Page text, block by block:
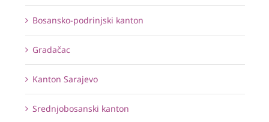
Bosansko-podrinjski kanton
Gradačac
Kanton Sarajevo
Srednjobosanski kanton